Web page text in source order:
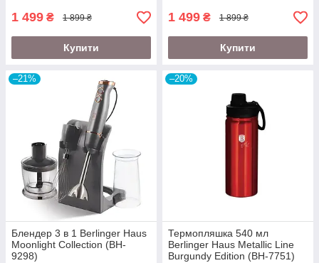
1 499 ₴ 1 899 ₴
Купити
1 499 ₴ 1 899 ₴
Купити
–21%
Блендер 3 в 1 Berlinger Haus
Moonlight Collection (BH-
9298)
–20%
Термопляшка 540 мл
Berlinger Haus Metallic Line
Burgundy Edition (BH-7751)